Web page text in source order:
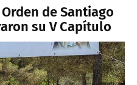
de Santiago
su V Capítulo